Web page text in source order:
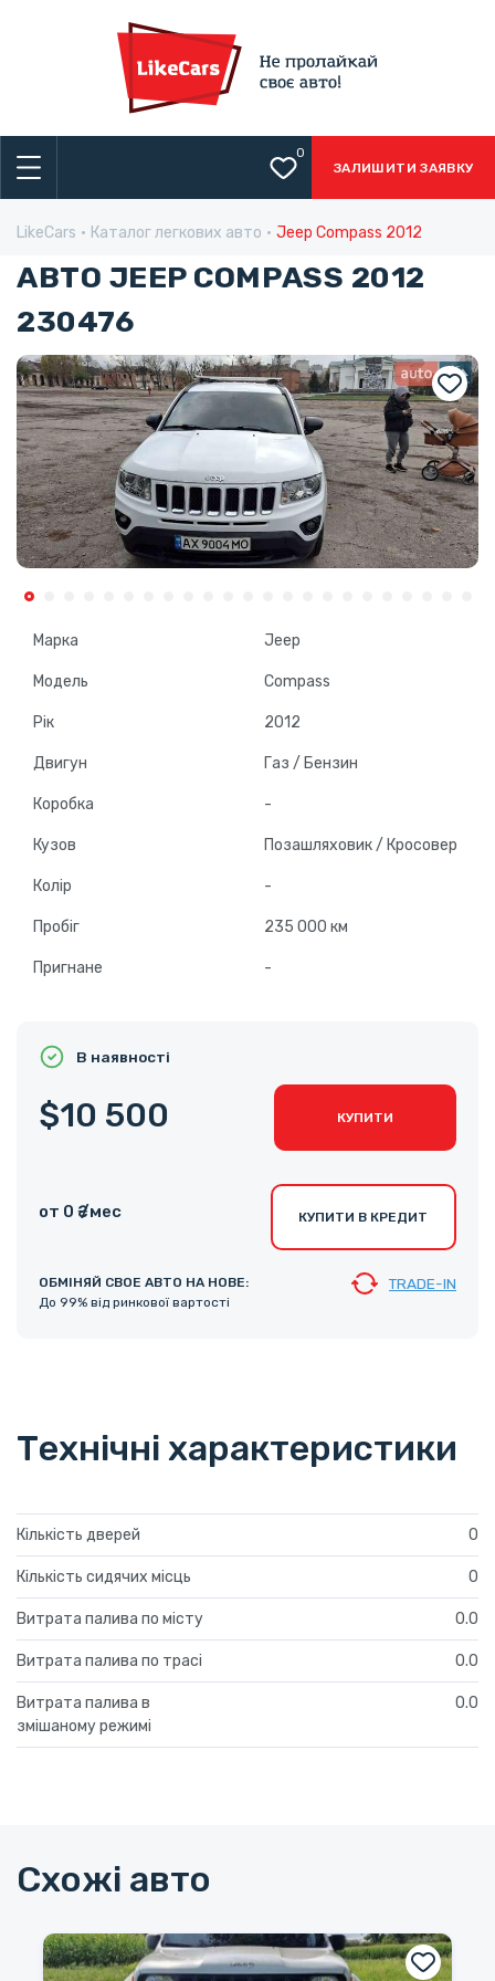
0
ЗАЛИШИТИ ЗАЯВКУ
LikeCars Каталог легкових авто Jeep Compass 2012
АВТО JEEP COMPASS 2012
230476
Марка Jeep
Модель Compass
Рік 2012
Двигун Газ / Бензин
Коробка -
Кузов Позашляховик / Кросовер
Колір -
Пробіг 235 000 км
Пригнане -
В наявності
$10 500 КУПИТИ
от 0 ₴ /мес КУПИТИ В КРЕДИТ
ОБМІНЯЙ СВОЕ АВТО НА НОВЕ:
До 99% від ринкової вартості
TRADE-IN
Технічні характеристики
Кількість дверей 0
Кількість сидячих місць 0
Витрата палива по місту 0.0
Витрата палива по трасі 0.0
Витрата палива в
змішаному режимі
0.0
Схожі авто